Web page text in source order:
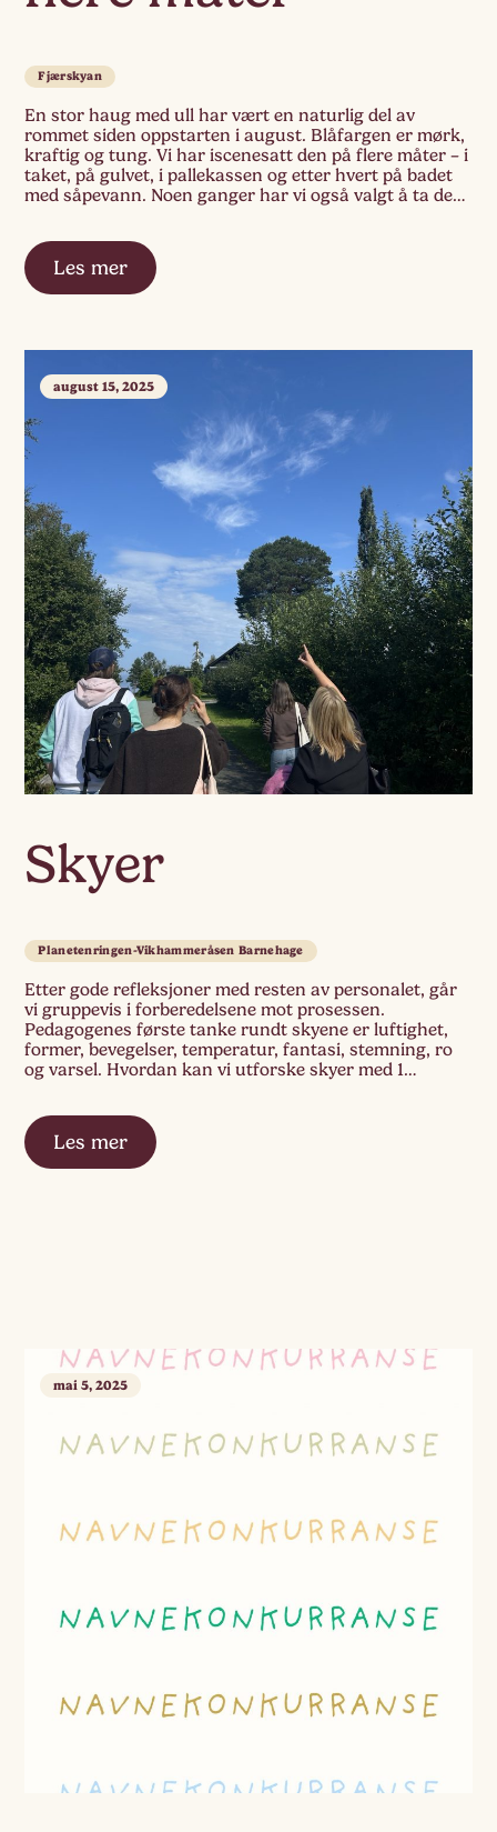
Fjærskyan
En stor haug med ull har vært en naturlig del av
rommet siden oppstarten i august. Blåfargen er mørk,
kraftig og tung. Vi har iscenesatt den på flere måter – i
taket, på gulvet, i pallekassen og etter hvert på badet
med såpevann. Noen ganger har vi også valgt å ta den
Les mer
Skyer
august 15, 2025
Planetenringen-Vikhammeråsen Barnehage
Etter gode refleksjoner med resten av personalet, går
vi gruppevis i forberedelsene mot prosessen.
Pedagogenes første tanke rundt skyene er luftighet,
former, bevegelser, temperatur, fantasi, stemning, ro
og varsel. Hvordan kan vi utforske skyer med 1
passe? Hva skal vi treffes rundt? Bli kjent […]
Les mer
mai 5, 2025